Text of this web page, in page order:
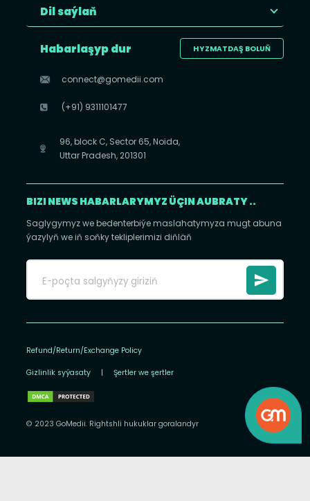
Dil saýlaň
HYZMATDAŞ BOLUŇ
Habarlaşyp dur
connect@gomedii.com
(+91) 9311101477
96, block C, Sector 65, Noida,
Uttar Pradesh, 201301
BIZI NEWS HABARLARYMYZ ÜÇIN AUBRATY ..
Saglygymyz we bedenterbiýe maslahatymyza mugt abuna
ýazylyň we iň soňky tekliplerimizi diňläň
Refund/Return/Exchange Policy
Gizlinlik syýasaty | Şertler we şertler
© 2023 GoMedii. Rightshli hukuklar goralandyr